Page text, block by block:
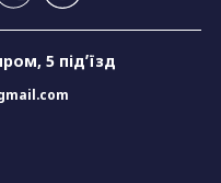
5 підʼїзд